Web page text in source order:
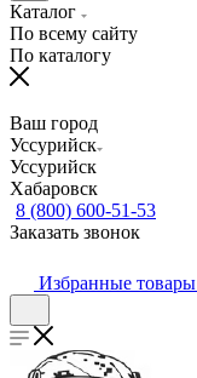
Каталог
По всему сайту
По каталогу
Ваш город
Уссурийск
Уссурийск
Хабаровск
8 (800) 600-51-53
Заказать звонок
Избранные товары